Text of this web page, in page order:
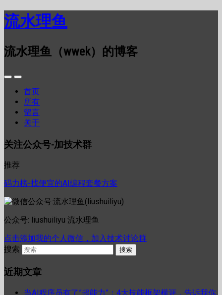
流水理鱼
流水理鱼（wwek）的博客
首页
所有
留言
关于
关注公众号-加技术群
推荐
码力榜-找便宜的AI编程套餐方案
公众号: liushuiliyu 流水理鱼
点击添加我的个人微信，加入技术讨论群
搜索
近期文章
当AI程序员有了”超能力”：4大技能框架横评，告诉我你